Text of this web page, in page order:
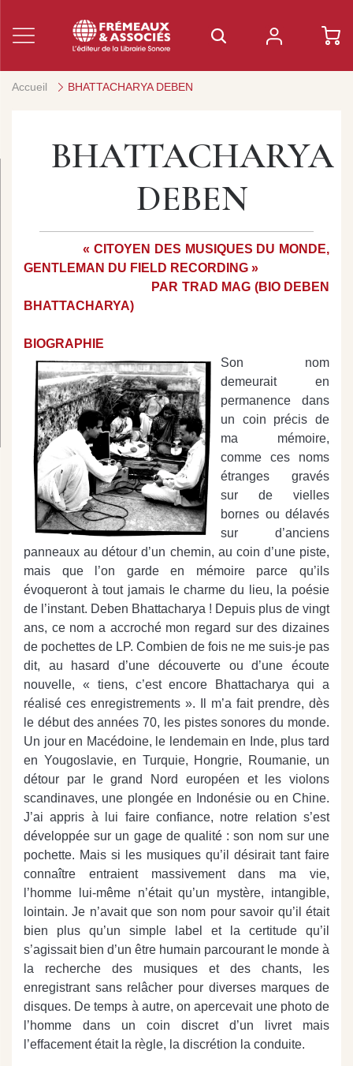
Accueil BHATTACHARYA DEBEN
BHATTACHARYA
DEBEN
« CITOYEN DES MUSIQUES DU MONDE,
GENTLEMAN DU FIELD RECORDING »
PAR TRAD MAG (BIO DEBEN
BHATTACHARYA)
BIOGRAPHIE
Son nom
demeurait en
permanence dans
un coin précis de
ma mémoire,
comme ces noms
étranges gravés
sur de vielles
bornes ou délavés
sur d’anciens
panneaux au détour d’un chemin, au coin d’une piste,
mais que l’on garde en mémoire parce qu’ils
évoqueront à tout jamais le charme du lieu, la poésie
de l’instant. Deben Bhattacharya ! Depuis plus de vingt
ans, ce nom a accroché mon regard sur des dizaines
de pochettes de LP. Combien de fois ne me suis-je pas
dit, au hasard d’une découverte ou d’une écoute
nouvelle, « tiens, c’est encore Bhattacharya qui a
réalisé ces enregistrements ». Il m’a fait prendre, dès
le début des années 70, les pistes sonores du monde.
Un jour en Macédoine, le lendemain en Inde, plus tard
en Yougoslavie, en Turquie, Hongrie, Roumanie, un
détour par le grand Nord européen et les violons
scandinaves, une plongée en Indonésie ou en Chine.
J’ai appris à lui faire confiance, notre relation s’est
développée sur un gage de qualité : son nom sur une
pochette. Mais si les musiques qu’il désirait tant faire
connaître entraient massivement dans ma vie,
l’homme lui-même n’était qu’un mystère, intangible,
lointain. Je n’avait que son nom pour savoir qu’il était
bien plus qu’un simple label et la certitude qu’il
s’agissait bien d’un être humain parcourant le monde à
la recherche des musiques et des chants, les
enregistrant sans relâcher pour diverses marques de
disques. De temps à autre, on apercevait une photo de
l’homme dans un coin discret d’un livret mais
l’effacement était la règle, la discrétion la conduite.